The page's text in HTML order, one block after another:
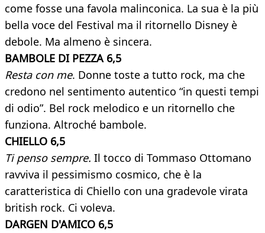
come fosse una favola malinconica. La sua è la più
bella voce del Festival ma il ritornello Disney è
debole. Ma almeno è sincera.
BAMBOLE DI PEZZA 6,5
Resta con me. Donne toste a tutto rock, ma che
credono nel sentimento autentico “in questi tempi
di odio”. Bel rock melodico e un ritornello che
funziona. Altroché bambole.
CHIELLO 6,5
Ti penso sempre. Il tocco di Tommaso Ottomano
ravviva il pessimismo cosmico, che è la
caratteristica di Chiello con una gradevole virata
british rock. Ci voleva.
DARGEN D'AMICO 6,5